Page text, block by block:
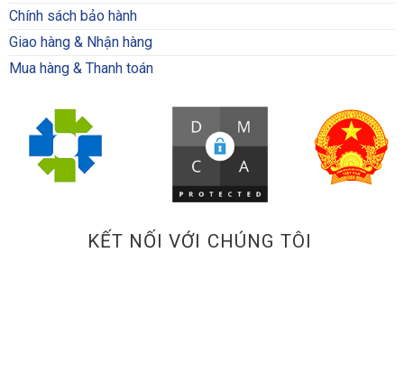
Chính sách bảo hành
Giao hàng & Nhận hàng
Mua hàng & Thanh toán
KẾT NỐI VỚI CHÚNG TÔI